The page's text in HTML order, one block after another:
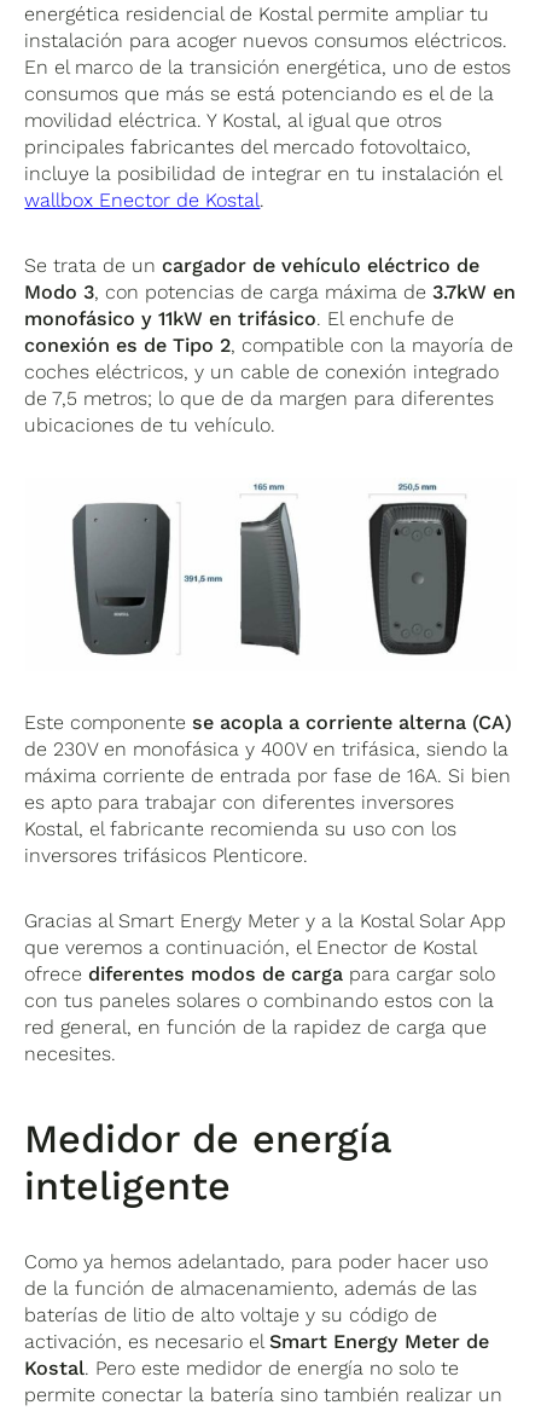
energética residencial de Kostal permite ampliar tu
instalación para acoger nuevos consumos eléctricos.
En el marco de la transición energética, uno de estos
consumos que más se está potenciando es el de la
movilidad eléctrica. Y Kostal, al igual que otros
principales fabricantes del mercado fotovoltaico,
incluye la posibilidad de integrar en tu instalación el
wallbox Enector de Kostal.
Se trata de uncargador de vehículo eléctrico de
Modo 3, con potencias de carga máxima de3.7kW en
monofásico y 11kW en trifásico. El enchufe de
conexión es de Tipo 2, compatible con la mayoría de
coches eléctricos, y un cable de conexión integrado
de 7,5 metros; lo que de da margen para diferentes
ubicaciones de tu vehículo.
Este componentese acopla a corriente alterna (CA)
de 230V en monofásica y 400V en trifásica, siendo la
máxima corriente de entrada por fase de 16A. Si bien
es apto para trabajar con diferentes inversores
Kostal, el fabricante recomienda su uso con los
inversores trifásicos Plenticore.
Gracias al Smart Energy Meter y a la Kostal Solar App
que veremos a continuación, el Enector de Kostal
ofrece diferentes modos de carga para cargar solo
con tus paneles solares o combinando estos con la
red general, en función de la rapidez de carga que
necesites.
Medidor de energía
inteligente
Como ya hemos adelantado, para poder hacer uso
de la función de almacenamiento, además de las
baterías de litio de alto voltaje y su código de
activación, es necesario elSmart Energy Meter de
Kostal. Pero este medidor de energía no solo te
permite conectar la batería sino también realizar un